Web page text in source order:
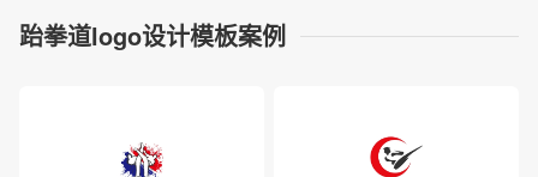
跆拳道logo设计模板案例